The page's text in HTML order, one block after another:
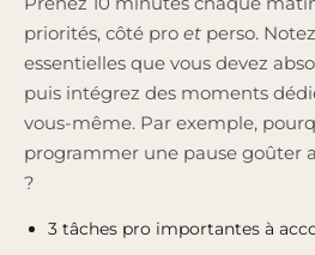
priorités, côté pro et perso.
essentielles que vous devez
puis intégrez des moments
vous-même. Par exemple,
programmer une pause goûter
?
3 tâches pro importantes à